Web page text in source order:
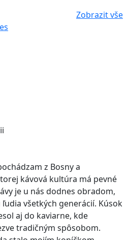
Zobrazit vše
z Bosny a
kávová kultúra má pevné
je u nás dodnes obradom,
všetkých generácií. Kúsok
aj do kaviarne, kde
tradičným spôsobom.